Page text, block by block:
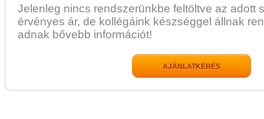
Jelenleg nincs rendszerünkbe feltöltve az adott
érvényes ár, de kollégáink készséggel állnak
adnak bővebb információt!
AJÁNLATKÉRÉS